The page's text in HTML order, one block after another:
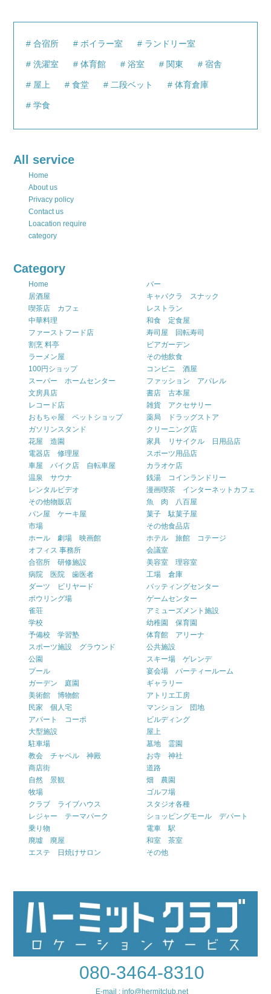
合宿所 ボイラー室 ランドリー室
洗濯室 体育館 浴室 関東 宿舎
屋上 食堂 二段ベット 体育倉庫
学食
All service
Home
About us
Privacy policy
Contact us
Loacation require
category
Category
Home
バー
居酒屋
キャバクラ スナック
喫茶店 カフェ
レストラン
中華料理
和食 定食屋
ファーストフード店
寿司屋 回転寿司
割烹 料亭
ビアガーデン
ラーメン屋
その他飲食
100円ショップ
コンビニ 酒屋
スーパー ホームセンター
ファッション アパレル
文房具店
書店 古本屋
レコード店
雑貨 アクセサリー
おもちゃ屋 ペットショップ
薬局 ドラッグストア
ガソリンスタンド
クリーニング店
花屋 造園
家具 リサイクル 日用品店
電器店 修理屋
スポーツ用品店
車屋 バイク店 自転車屋
カラオケ店
温泉 サウナ
銭湯 コインランドリー
レンタルビデオ
漫画喫茶 インターネットカフェ
その他物販店
魚 肉 八百屋
パン屋 ケーキ屋
菓子 駄菓子屋
市場
その他食品店
ホール 劇場 映画館
ホテル 旅館 コテージ
オフィス 事務所
会議室
合宿所 研修施設
美容室 理容室
病院 医院 歯医者
工場 倉庫
ダーツ ビリヤード
バッティングセンター
ボウリング場
ゲームセンター
雀荘
アミューズメント施設
学校
幼稚園 保育園
予備校 学習塾
体育館 アリーナ
スポーツ施設 グラウンド
公共施設
公園
スキー場 ゲレンデ
プール
宴会場 パーティールーム
ガーデン 庭園
ギャラリー
美術館 博物館
アトリエ工房
民家 個人宅
マンション 団地
アパート コーポ
ビルディング
大型施設
屋上
駐車場
墓地 霊園
教会 チャペル 神殿
お寺 神社
商店街
道路
自然 景観
畑 農園
牧場
ゴルフ場
クラブ ライブハウス
スタジオ各種
レジャー テーマパーク
ショッピングモール デパート
乗り物
電車 駅
廃墟 廃屋
和室 茶室
エステ 日焼けサロン
その他
080-3464-8310
E-mail : info@hermitclub.net